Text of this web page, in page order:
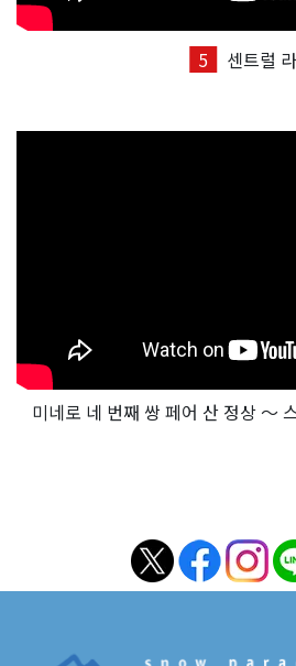
5 센트럴
미네로 네 번째 쌍 페어 산 정상 ～